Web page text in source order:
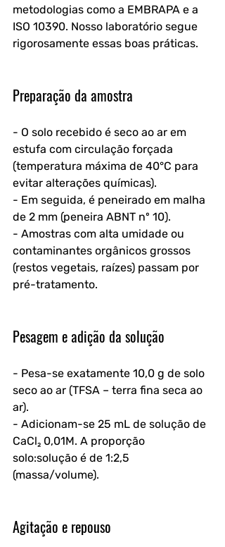
metodologias como a EMBRAPA e a
ISO 10390. Nosso laboratório segue
rigorosamente essas boas práticas.
Preparação da amostra
- O solo recebido é seco ao ar em
estufa com circulação forçada
(temperatura máxima de 40°C para
evitar alterações químicas).
- Em seguida, é peneirado em malha
de 2 mm (peneira ABNT nº 10).
- Amostras com alta umidade ou
contaminantes orgânicos grossos
(restos vegetais, raízes) passam por
pré-tratamento.
Pesagem e adição da solução
- Pesa-se exatamente 10,0 g de solo
seco ao ar (TFSA – terra fina seca ao
ar).
- Adicionam-se 25 mL de solução de
CaCl₂ 0,01M. A proporção
solo:solução é de 1:2,5
(massa/volume).
Agitação e repouso